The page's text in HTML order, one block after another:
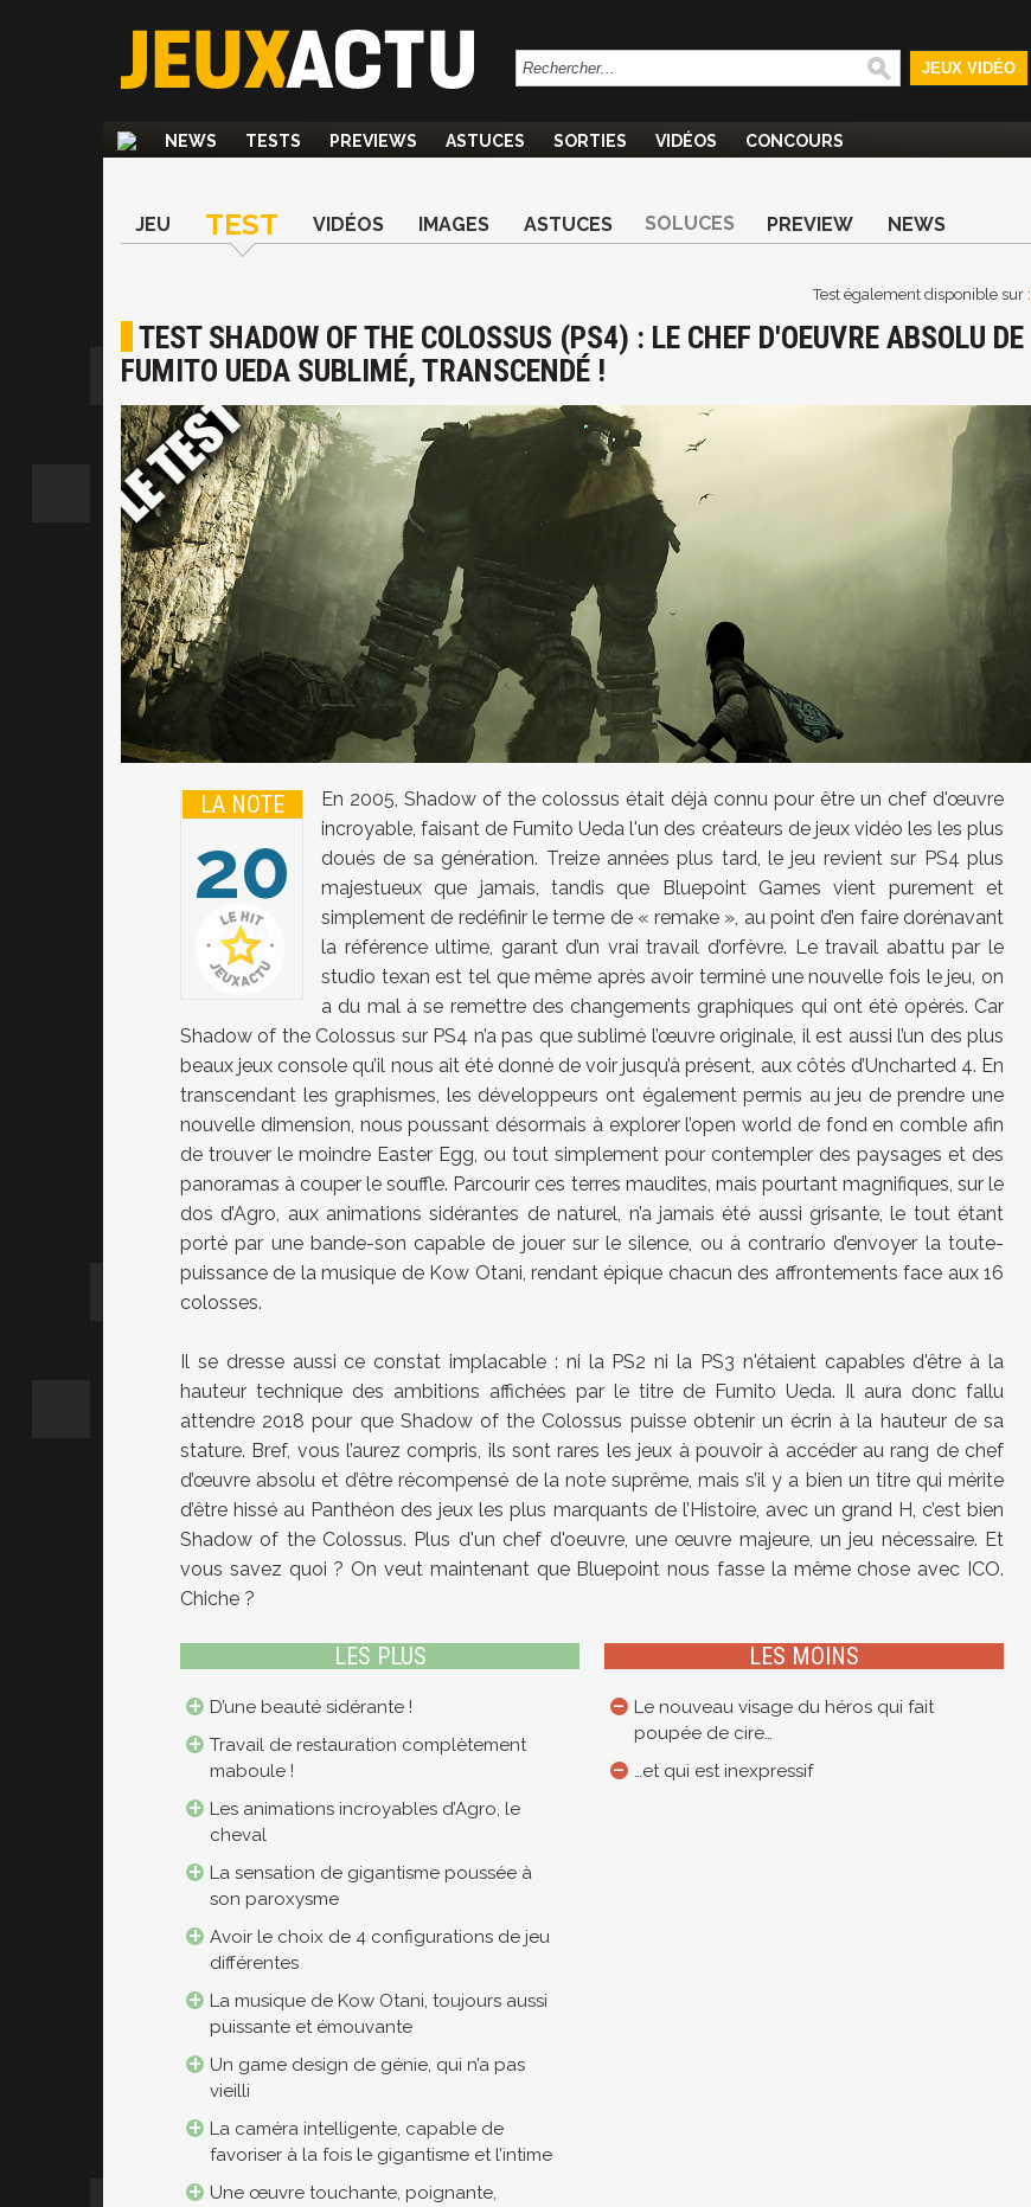
JEUX VIDÉO
NEWS TESTS PREVIEWS ASTUCES SORTIES VIDÉOS CONCOURS
JEU TEST VIDÉOS IMAGES ASTUCES SOLUCES PREVIEW NEWS
Test également disponible sur :
TEST SHADOW OF THE COLOSSUS (PS4) : LE CHEF D'OEUVRE ABSOLU DE
FUMITO UEDA SUBLIMÉ, TRANSCENDÉ !
LA NOTE
20
20
En 2005, Shadow of the colossus était déjà connu pour être un chef d'œuvre
incroyable, faisant de Fumito Ueda l'un des créateurs de jeux vidéo les les plus
doués de sa génération. Treize années plus tard, le jeu revient sur PS4 plus
majestueux que jamais, tandis que Bluepoint Games vient purement et
simplement de redéfinir le terme de « remake », au point d’en faire dorénavant
la référence ultime, garant d’un vrai travail d’orfèvre. Le travail abattu par le
studio texan est tel que même après avoir terminé une nouvelle fois le jeu, on
a du mal à se remettre des changements graphiques qui ont été opérés. Car
Shadow of the Colossus sur PS4 n’a pas que sublimé l’œuvre originale, il est aussi l’un des plus
beaux jeux console qu’il nous ait été donné de voir jusqu’à présent, aux côtés d’Uncharted 4. En
transcendant les graphismes, les développeurs ont également permis au jeu de prendre une
nouvelle dimension, nous poussant désormais à explorer l’open world de fond en comble afin
de trouver le moindre Easter Egg, ou tout simplement pour contempler des paysages et des
panoramas à couper le souffle. Parcourir ces terres maudites, mais pourtant magnifiques, sur le
dos d’Agro, aux animations sidérantes de naturel, n’a jamais été aussi grisante, le tout étant
porté par une bande-son capable de jouer sur le silence, ou à contrario d’envoyer la toute-
puissance de la musique de Kow Otani, rendant épique chacun des affrontements face aux 16
colosses.
Il se dresse aussi ce constat implacable : ni la PS2 ni la PS3 n'étaient capables d'être à la
hauteur technique des ambitions affichées par le titre de Fumito Ueda. Il aura donc fallu
attendre 2018 pour que Shadow of the Colossus puisse obtenir un écrin à la hauteur de sa
stature. Bref, vous l’aurez compris, ils sont rares les jeux à pouvoir à accéder au rang de chef
d’œuvre absolu et d’être récompensé de la note suprême, mais s’il y a bien un titre qui mérite
d’être hissé au Panthéon des jeux les plus marquants de l’Histoire, avec un grand H, c’est bien
Shadow of the Colossus. Plus d'un chef d'oeuvre, une œuvre majeure, un jeu nécessaire. Et
vous savez quoi ? On veut maintenant que Bluepoint nous fasse la même chose avec ICO.
Chiche ?
LES PLUS
D’une beauté sidérante !
Travail de restauration complètement
maboule !
Les animations incroyables d’Agro, le
cheval
La sensation de gigantisme poussée à
son paroxysme
Avoir le choix de 4 configurations de jeu
différentes
La musique de Kow Otani, toujours aussi
puissante et émouvante
Un game design de génie, qui n’a pas
vieilli
La caméra intelligente, capable de
favoriser à la fois le gigantisme et l’intime
Une œuvre touchante, poignante,
LES MOINS
Le nouveau visage du héros qui fait
poupée de cire…
…et qui est inexpressif